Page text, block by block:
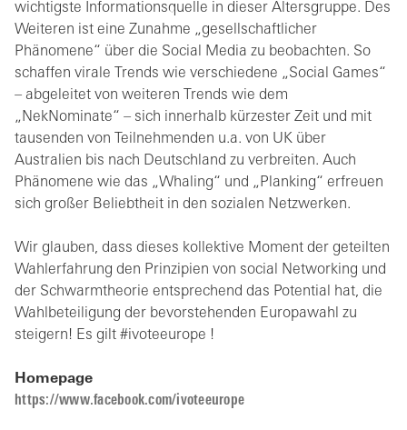
wichtigste Informationsquelle in dieser Altersgruppe. Des
Weiteren ist eine Zunahme „gesellschaftlicher
Phänomene“ über die Social Media zu beobachten. So
schaffen virale Trends wie verschiedene „Social Games“
– abgeleitet von weiteren Trends wie dem
„NekNominate“ – sich innerhalb kürzester Zeit und mit
tausenden von Teilnehmenden u.a. von UK über
Australien bis nach Deutschland zu verbreiten. Auch
Phänomene wie das „Whaling“ und „Planking“ erfreuen
sich großer Beliebtheit in den sozialen Netzwerken.
Wir glauben, dass dieses kollektive Moment der geteilten
Wahlerfahrung den Prinzipien von social Networking und
der Schwarmtheorie entsprechend das Potential hat, die
Wahlbeteiligung der bevorstehenden Europawahl zu
steigern! Es gilt #ivoteeurope !
Homepage
https://www.facebook.com/ivoteeurope